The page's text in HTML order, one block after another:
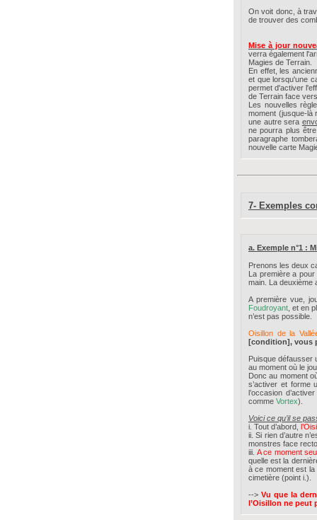
On voit donc, à
de trouver des
Mise à jour
verra également
Magies de Terrain.
En effet, les
et que lorsqu'une
permet d'activer
de Terrain face
Les nouvelles
moment (jusque-là
une autre sera
ne pourra plus
paragraphe
nouvelle carte
7- Exemples
a. Exemple n°1 :
Prenons les deux
La première a
main. La deuxième
A première vue,
Foudroyant , et en
n’est pas possible.
Oisillon de la
[condition], vous
Puisque défausser
au moment où le
Donc au moment où
s’activer et forme
l’occasion d’activer
comme Vortex).
Voici ce qu’il se
i. Tout d’abord,
ii. Si rien d’autre
monstres face
iii. A ce moment
quelle est la
à ce moment est
cimetière (point i.).
-->Vu que la
l’Oisillon ne peut